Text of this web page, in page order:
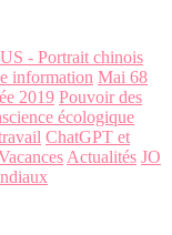
- Portrait chinois
information Mai 68
2019 Pouvoir des
écologique
ChatGPT et
Actualités JO